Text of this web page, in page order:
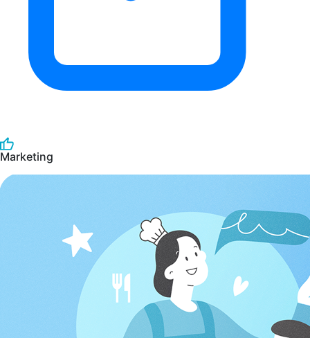
Marketing